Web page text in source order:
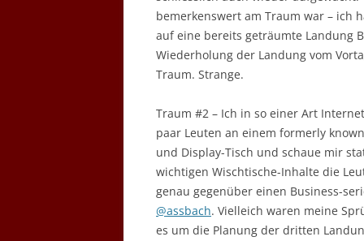
bemerkenswert am Traum war – ich
auf eine bereits geträumte Landung
Wiederholung der Landung vom
Traum. Strange.
Traum #2 – Ich in so einer Art
paar Leuten an einem formerly
und Display-Tisch und schaue mir
wichtigen Wischtische-Inhalte die
genau gegenüber einen Business-
@assbach. Vielleich waren meine
es um die Planung der dritten